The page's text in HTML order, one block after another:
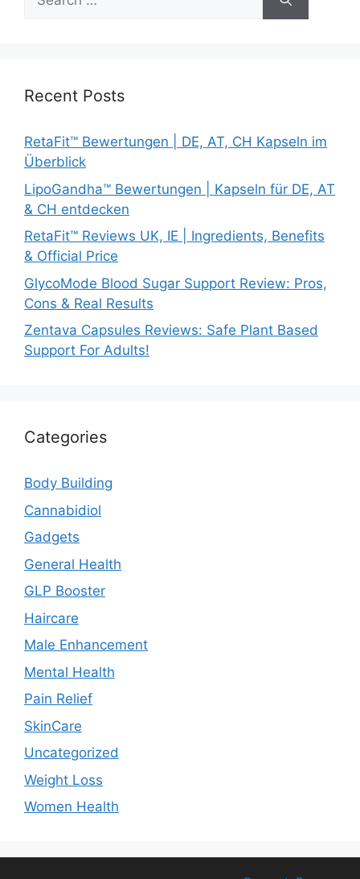
for:
Recent Posts
RetaFit™ Bewertungen | DE, AT, CH Kapseln im
Überblick
LipoGandha™ Bewertungen | Kapseln für DE, AT
& CH entdecken
RetaFit™ Reviews UK, IE | Ingredients, Benefits
& Official Price
GlycoMode Blood Sugar Support Review: Pros,
Cons & Real Results
Zentava Capsules Reviews: Safe Plant Based
Support For Adults!
Categories
Body Building
Cannabidiol
Gadgets
General Health
GLP Booster
Haircare
Male Enhancement
Mental Health
Pain Relief
SkinCare
Uncategorized
Weight Loss
Women Health